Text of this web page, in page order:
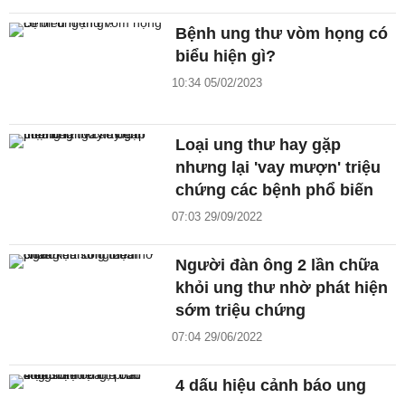
Bệnh ung thư vòm họng có
biểu hiện gì?
10:34 05/02/2023
Loại ung thư hay gặp
nhưng lại 'vay mượn' triệu
chứng các bệnh phổ biến
07:03 29/09/2022
Người đàn ông 2 lần chữa
khỏi ung thư nhờ phát hiện
sớm triệu chứng
07:04 29/06/2022
4 dấu hiệu cảnh báo ung